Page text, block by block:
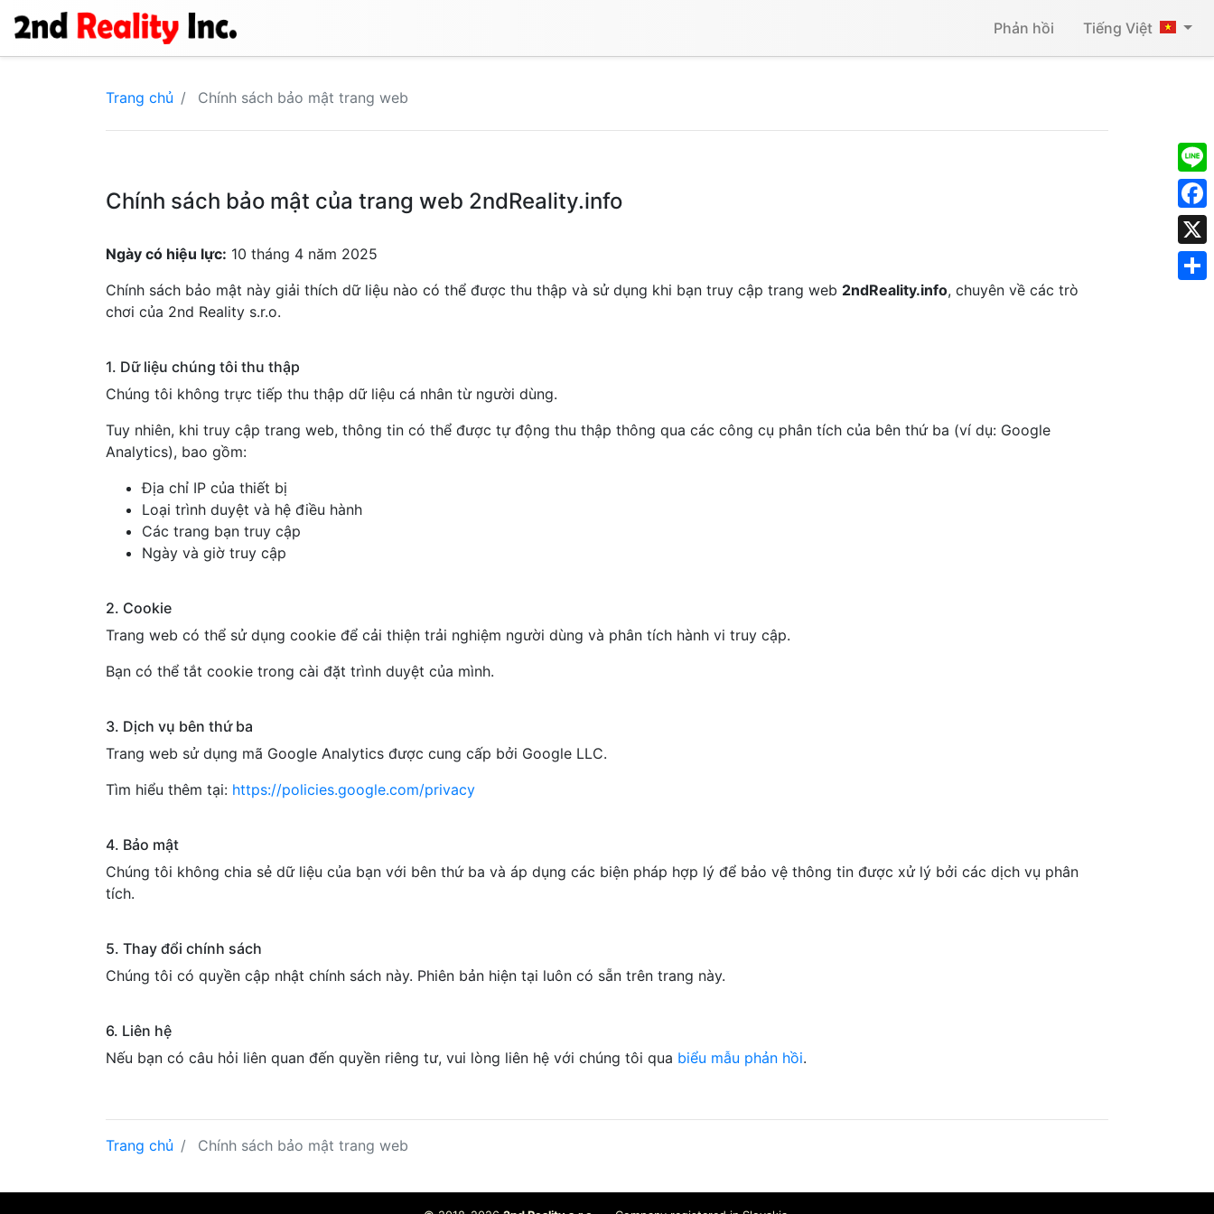
Phản hồi Tiếng Việt
Line
X
Trang chủ Chính sách bảo mật trang web
Chính sách bảo mật của trang web 2ndReality.info
Ngày có hiệu lực: 10 tháng 4 năm 2025
Chính sách bảo mật này giải thích dữ liệu nào có thể được thu thập và sử dụng khi bạn truy cập trang web 2ndReality.info, chuyên về các trò
chơi của 2nd Reality s.r.o.
1. Dữ liệu chúng tôi thu thập
Chúng tôi không trực tiếp thu thập dữ liệu cá nhân từ người dùng.
Tuy nhiên, khi truy cập trang web, thông tin có thể được tự động thu thập thông qua các công cụ phân tích của bên thứ ba (ví dụ: Google
Analytics), bao gồm:
Địa chỉ IP của thiết bị
Loại trình duyệt và hệ điều hành
Các trang bạn truy cập
Ngày và giờ truy cập
2. Cookie
Trang web có thể sử dụng cookie để cải thiện trải nghiệm người dùng và phân tích hành vi truy cập.
Bạn có thể tắt cookie trong cài đặt trình duyệt của mình.
3. Dịch vụ bên thứ ba
Trang web sử dụng mã Google Analytics được cung cấp bởi Google LLC.
Tìm hiểu thêm tại: https://policies.google.com/privacy
4. Bảo mật
Chúng tôi không chia sẻ dữ liệu của bạn với bên thứ ba và áp dụng các biện pháp hợp lý để bảo vệ thông tin được xử lý bởi các dịch vụ phân
tích.
5. Thay đổi chính sách
Chúng tôi có quyền cập nhật chính sách này. Phiên bản hiện tại luôn có sẵn trên trang này.
6. Liên hệ
Nếu bạn có câu hỏi liên quan đến quyền riêng tư, vui lòng liên hệ với chúng tôi qua biểu mẫu phản hồi.
Trang chủ Chính sách bảo mật trang web